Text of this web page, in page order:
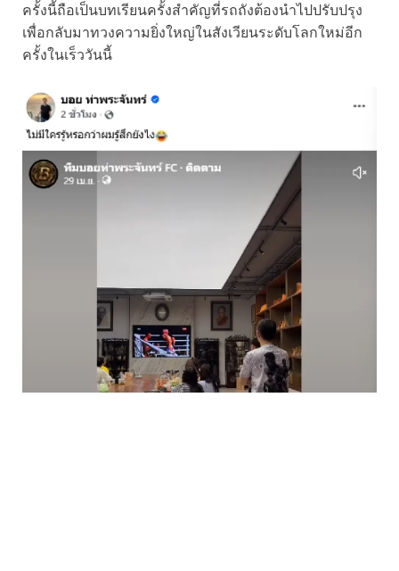
ครั้งนี้ถือเป็นบทเรียนครั้งสำคัญที่รถถังต้องนำไปปรับปรุง
เพื่อกลับมาทวงความยิ่งใหญ่ในสังเวียนระดับโลกใหม่อีก
ครั้งในเร็ววันนี้